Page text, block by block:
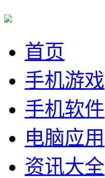
首页
手机游戏
手机软件
电脑应用
资讯大全